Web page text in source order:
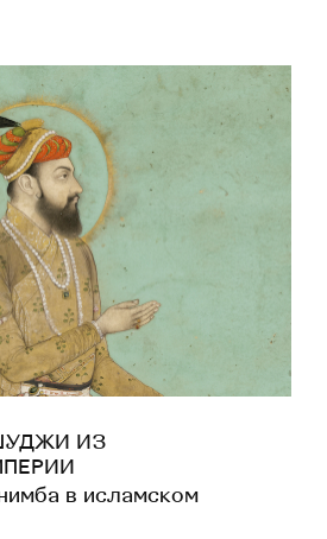
ИЗ
в исламском